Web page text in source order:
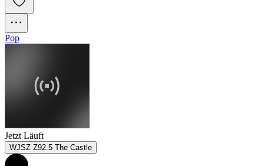
Pop
Jetzt Läuft
WJSZ Z92.5 The Castle